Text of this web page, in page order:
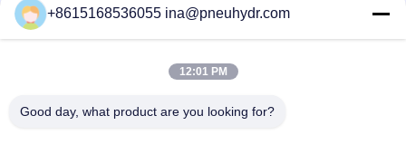
Precision Electronic Air Regulator G1/8 1/4 3/8 1/2
Pneumatische componenten IR2000
Pneumatische luchtfilter regulator glijmiddel G draad 1 1 / 2
+8615168536055 ina@pneuhydr.com
12:01 PM
Good day, what product are you looking for?